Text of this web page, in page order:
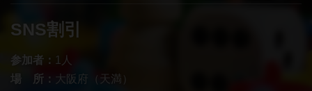
SNS割引
参加者： 1人
場 所： 大阪府（天満）